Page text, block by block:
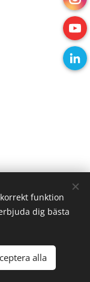
funktion
dig bästa
alla